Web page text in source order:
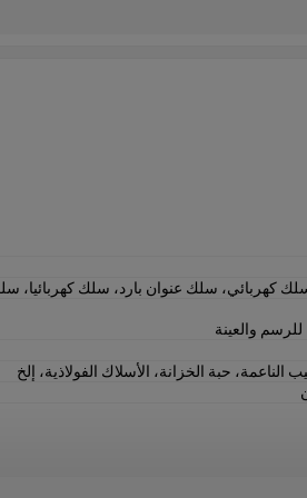
سلك عنوان بارد، سلك كهربائيا،
والعينة
حبة الخزانة، الأسلاك الفولاذية، إلخ